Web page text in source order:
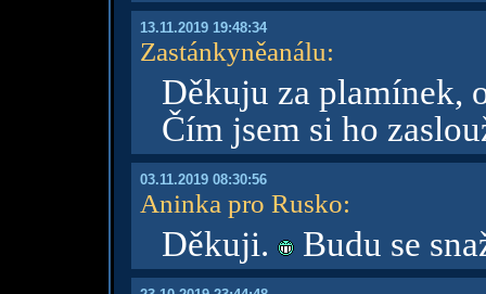
13.11.2019 19:48:34
Zastánkyněanálu:
Děkuju za plamínek,
Čím jsem si ho
03.11.2019 08:30:56
Aninka pro Rusko:
Děkuji. Budu se